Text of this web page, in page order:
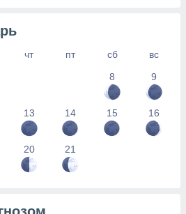
чт пт сб
вс
8
9
13 14 15 16
20 21